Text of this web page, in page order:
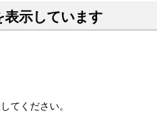
表示しています
てください。